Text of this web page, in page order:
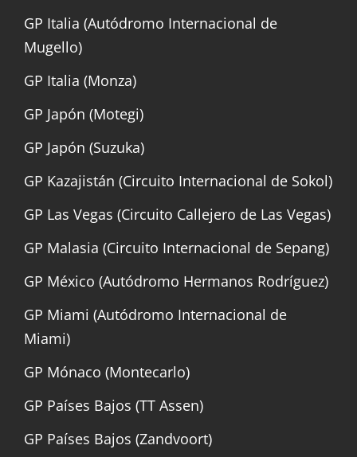
GP Italia (Autódromo Internacional de
Mugello)
GP Italia (Monza)
GP Japón (Motegi)
GP Japón (Suzuka)
GP Kazajistán (Circuito Internacional de Sokol)
GP Las Vegas (Circuito Callejero de Las Vegas)
GP Malasia (Circuito Internacional de Sepang)
GP México (Autódromo Hermanos Rodríguez)
GP Miami (Autódromo Internacional de
Miami)
GP Mónaco (Montecarlo)
GP Países Bajos (TT Assen)
GP Países Bajos (Zandvoort)